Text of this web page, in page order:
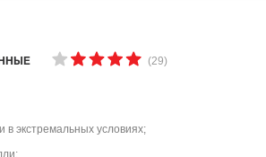
(29)
экстремальных условиях;